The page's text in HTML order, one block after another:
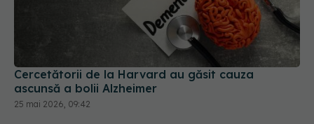
Cercetătorii de la Harvard au găsit cauza
ascunsă a bolii Alzheimer